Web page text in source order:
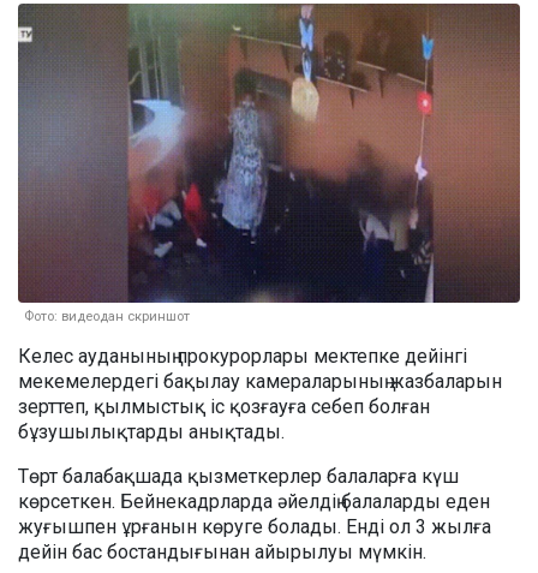
Фото: видеодан скриншот
Келес ауданының прокурорлары мектепке дейінгі
мекемелердегі бақылау камераларының жазбаларын
зерттеп, қылмыстық іс қозғауға себеп болған
бұзушылықтарды анықтады.
Төрт балабақшада қызметкерлер балаларға күш
көрсеткен. Бейнекадрларда әйелдің балаларды еден
жуғышпен ұрғанын көруге болады. Енді ол 3 жылға
дейін бас бостандығынан айырылуы мүмкін.